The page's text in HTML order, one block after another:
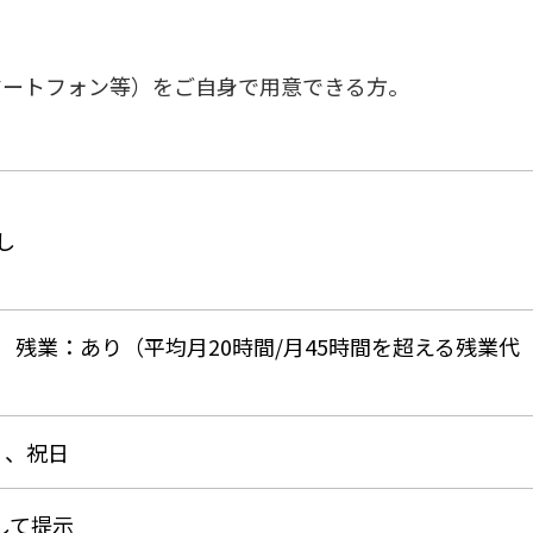
トフォン等）をご自身で用意できる方。
残業：あり（平均月20時間/月45時間を超える残業代
祝日
て提示